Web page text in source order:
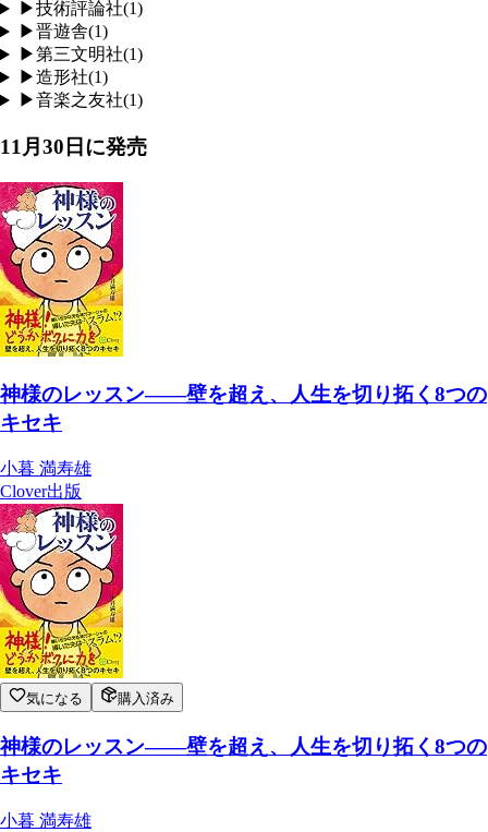
▶技術評論社(1)
▶晋遊舎(1)
▶第三文明社(1)
▶造形社(1)
▶音楽之友社(1)
11月30日 に発売
神様のレッスン―—壁を超え、人生を切り拓く8つの
キセキ
小暮 満寿雄
Clover出版
気になる 購入済み
神様のレッスン―—壁を超え、人生を切り拓く8つの
キセキ
小暮 満寿雄